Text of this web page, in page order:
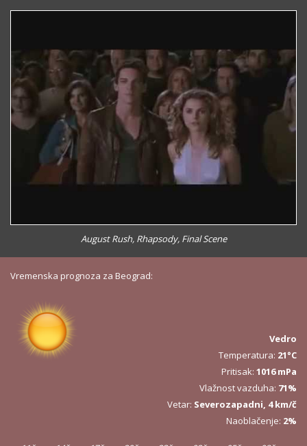
August Rush, Rhapsody, Final Scene
Vremenska prognoza za Beograd:
Vedro
Temperatura: 21°C
Pritisak: 1016 mPa
Vlažnost vazduha: 71%
Vetar: Severozapadni, 4 km/č
Naoblačenje: 2%